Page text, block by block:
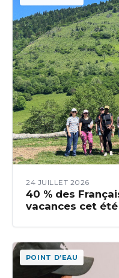
24 JUILLET 2026
40 % des
vacances cet été
POINT D’EAU